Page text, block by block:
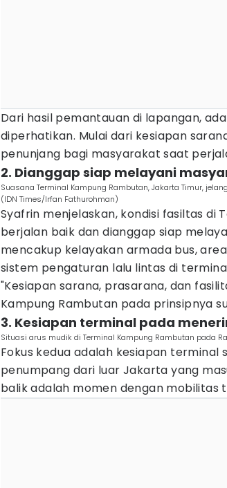
Dari hasil pemantauan di lapangan,
diperhatikan. Mulai dari kesiapan
penunjang bagi masyarakat saat
2. Dianggap siap melayani
Suasana Terminal Kampung Rambutan, Jakarta Timur,
(IDN Times/Irfan Fathurohman)
Syafrin menjelaskan, kondisi fasiltas di
berjalan baik dan dianggap siap
mencakup kelayakan armada bus,
sistem pengaturan lalu lintas di
"Kesiapan sarana, prasarana, dan
Kampung Rambutan pada prinsipnya
3. Kesiapan terminal pada
Situasi arus mudik di Terminal Kampung Rambutan pada
Fokus kedua adalah kesiapan terminal
penumpang dari luar Jakarta yang
balik adalah momen dengan mobilitas